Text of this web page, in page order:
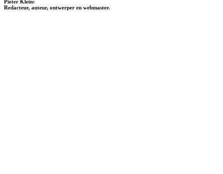
Pieter Klein:
Redacteur, auteur, ontwerper en webmaster.